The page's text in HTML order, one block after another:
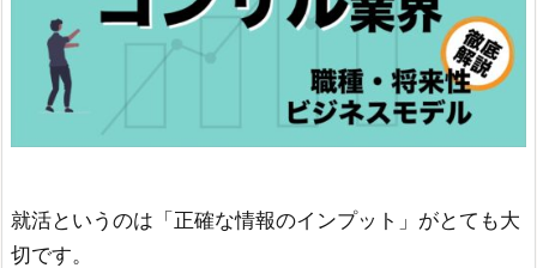
就活というのは「正確な情報のインプット」がとても大
切です。